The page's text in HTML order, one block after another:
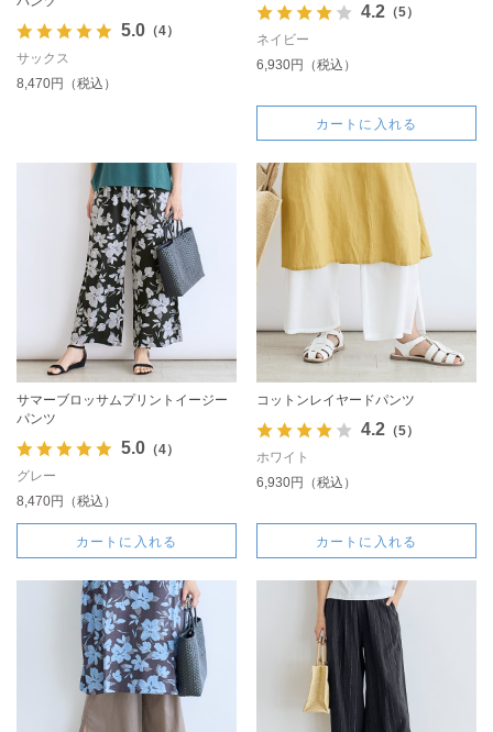
5.0（4）
サックス
8,470円（税込）
4.2（5）
ネイビー
6,930円（税込）
カートに入れる
サマーブロッサムプリントイージー
パンツ
5.0（4）
グレー
8,470円（税込）
カートに入れる
コットンレイヤードパンツ
4.2（5）
ホワイト
6,930円（税込）
カートに入れる